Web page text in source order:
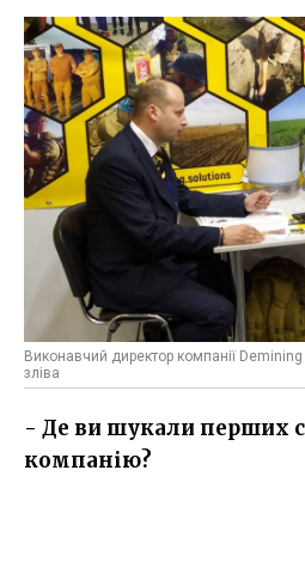
Виконавчий директор компанії
зліва
- Де ви шукали перших
компанію?